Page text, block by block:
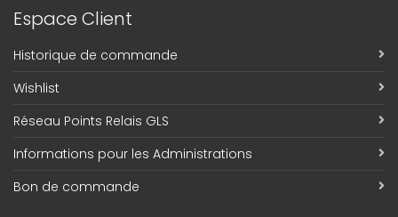
Espace Client
Historique de commande
Wishlist
Réseau Points Relais GLS
Informations pour les Administrations
Bon de commande